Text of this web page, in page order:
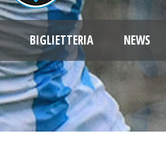
BIGLIETTERIA NEWS